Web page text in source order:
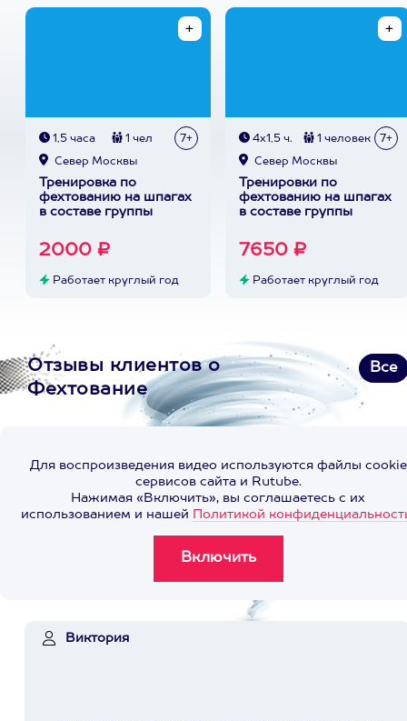
1,5 часа 1 чел 7+
Север Москвы
Тренировка по
фехтованию на шпагах
в составе группы
2000 ₽
Работает круглый год
4х1,5 ч. 1 человек 7+
Север Москвы
Тренировки по
фехтованию на шпагах
в составе группы
7650 ₽
Работает круглый год
Отзывы клиентов о
Фехтование
Все
Для воспроизведения видео используются файлы cookie
сервисов сайта и Rutube.
Нажимая «Включить», вы соглашаетесь с их
использованием и нашей Политикой
Виктория